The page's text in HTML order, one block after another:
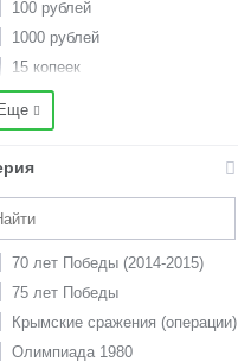
100 рублей
1000 рублей
15 копеек
2 евро
2 копейки
200 рублей
25 копеек
3 копейки
Еще
70 лет Победы (2014-2015)
75 лет Победы
Крымские сражения (операции)
Олимпиада 1980